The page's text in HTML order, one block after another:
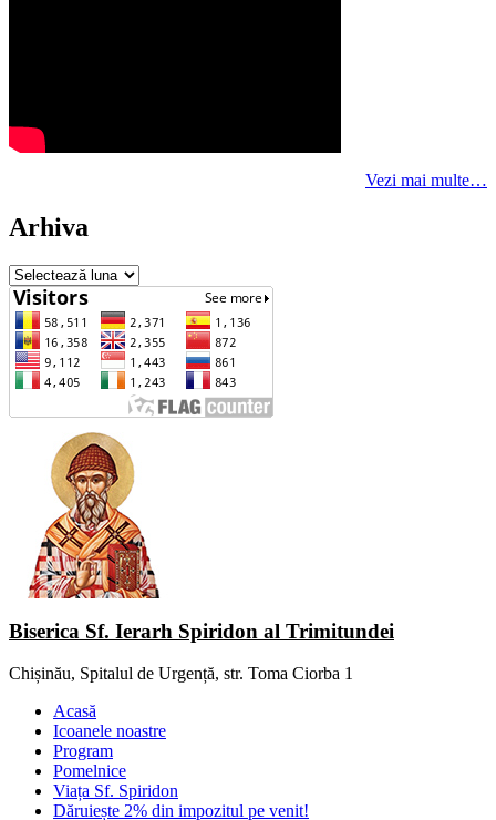
Vezi mai multe…
Arhiva
Arhiva
Biserica Sf. Ierarh Spiridon al Trimitundei
Chișinău, Spitalul de Urgență, str. Toma Ciorba 1
Acasă
Icoanele noastre
Program
Pomelnice
Viața Sf. Spiridon
Dăruiește 2% din impozitul pe venit!